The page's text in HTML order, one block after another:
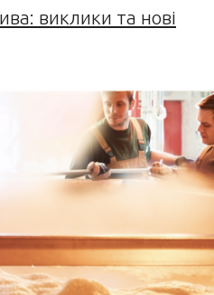
виклики та нові